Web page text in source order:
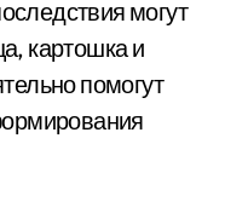
могут
картошка и
помогут